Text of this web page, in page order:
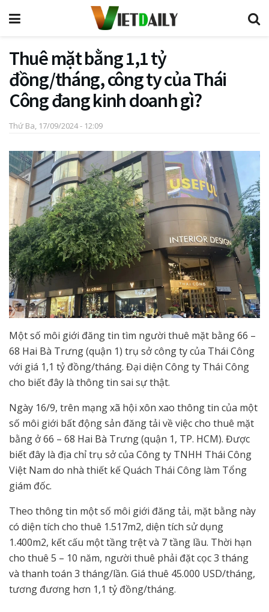
Thuê mặt bằng 1,1 tỷ
đồng/tháng, công ty của Thái
Công đang kinh doanh gì?
Thứ Ba, 17/09/2024 - 12:09
Một số môi giới đăng tin tìm người thuê mặt bằng 66 –
68 Hai Bà Trưng (quận 1) trụ sở công ty của Thái Công
với giá 1,1 tỷ đồng/tháng. Đại diện Công ty Thái Công
cho biết đây là thông tin sai sự thật.
Ngày 16/9, trên mạng xã hội xôn xao thông tin của một
số môi giới bất động sản đăng tải về việc cho thuê mặt
bằng ở 66 – 68 Hai Bà Trưng (quận 1, TP. HCM). Được
biết đây là địa chỉ trụ sở của Công ty TNHH Thái Công
Việt Nam do nhà thiết kế Quách Thái Công làm Tổng
giám đốc.
Theo thông tin một số môi giới đăng tải, mặt bằng này
có diện tích cho thuê 1.517m2, diện tích sử dụng
1.400m2, kết cấu một tầng trệt và 7 tầng lầu. Thời hạn
cho thuê 5 – 10 năm, người thuê phải đặt cọc 3 tháng
và thanh toán 3 tháng/lần. Giá thuê 45.000 USD/tháng,
tương đương hơn 1,1 tỷ đồng/tháng.